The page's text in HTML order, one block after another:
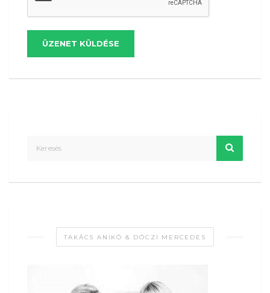
ÜZENET KÜLDÉSE
TAKÁCS ANIKÓ & DÓCZI MERCEDES